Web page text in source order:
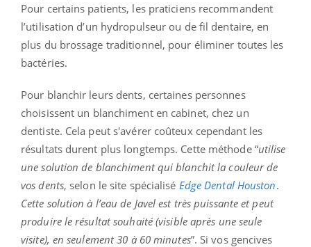
Pour certains patients, les praticiens recommandent
l’utilisation d’un hydropulseur ou de fil dentaire, en
plus du brossage traditionnel, pour éliminer toutes les
bactéries.
Pour blanchir leurs dents, certaines personnes
choisissent un blanchiment en cabinet, chez un
dentiste. Cela peut s'avérer coûteux cependant les
résultats durent plus longtemps. Cette méthode “utilise
une solution de blanchiment qui blanchit la couleur de
vos dents, selon le site spécialisé Edge Dental Houston.
Cette solution à l’eau de Javel est très puissante et peut
produire le résultat souhaité (visible après une seule
visite), en seulement 30 à 60 minutes”. Si vos gencives